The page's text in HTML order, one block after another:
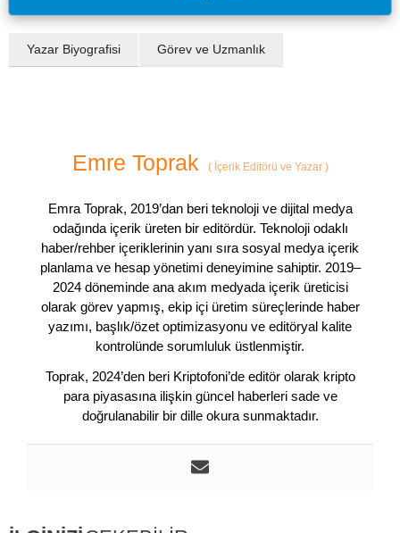
Yazar Biyografisi Görev ve Uzmanlık
Emre Toprak (İçerik Editörü ve Yazar )
Emra Toprak, 2019’dan beri teknoloji ve dijital medya
odağında içerik üreten bir editördür. Teknoloji odaklı
haber/rehber içeriklerinin yanı sıra sosyal medya içerik
planlama ve hesap yönetimi deneyimine sahiptir. 2019–
2024 döneminde ana akım medyada içerik üreticisi
olarak görev yapmış, ekip içi üretim süreçlerinde haber
yazımı, başlık/özet optimizasyonu ve editöryal kalite
kontrolünde sorumluluk üstlenmiştir.
Toprak, 2024’den beri Kriptofoni’de editör olarak kripto
para piyasasına ilişkin güncel haberleri sade ve
doğrulanabilir bir dille okura sunmaktadır.